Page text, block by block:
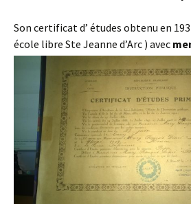
Son certificat d’ études obtenu en
école libre Ste Jeanne d’Arc ) avec